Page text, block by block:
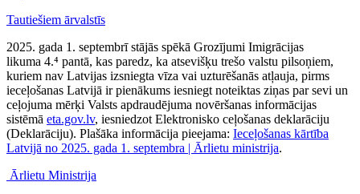
Tautiešiem ārvalstīs
2025. gada 1. septembrī stājās spēkā Grozījumi Imigrācijas
likuma 4.⁴ pantā, kas paredz, ka atsevišķu trešo valstu pilsoņiem,
kuriem nav Latvijas izsniegta vīza vai uzturēšanās atļauja, pirms
ieceļošanas Latvijā ir pienākums iesniegt noteiktas ziņas par sevi un
ceļojuma mērķi Valsts apdraudējuma novēršanas informācijas
sistēmā eta.gov.lv, iesniedzot Elektronisko ceļošanas deklarāciju
(Deklarāciju). Plašāka informācija pieejama: Ieceļošanas kārtība
Latvijā no 2025. gada 1. septembra | Ārlietu ministrija.
Ārlietu Ministrija